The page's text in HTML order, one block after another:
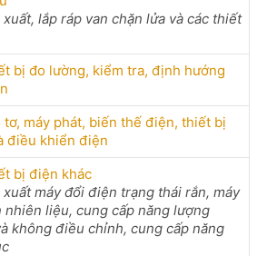
lắp ráp van chặn lửa và các thiết
bị đo lường, kiểm tra, định hướng
tơ, máy phát, biến thế điện, thiết bị
điều khiển điện
bị điện khác
xuất máy đổi điện trạng thái rắn, máy
liệu, cung cấp năng lượng
không điều chỉnh, cung cấp năng